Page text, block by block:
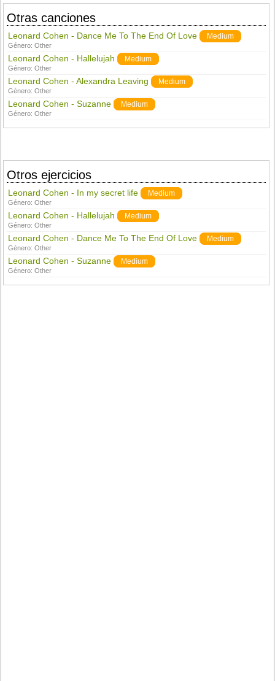
Otras canciones
Leonard Cohen - Dance Me To The End Of Love Medium
Género:Other
Leonard Cohen - Hallelujah Medium
Género:Other
Leonard Cohen - Alexandra Leaving Medium
Género:Other
Leonard Cohen - Suzanne Medium
Género:Other
Otros ejercicios
Leonard Cohen - In my secret life Medium
Género:Other
Leonard Cohen - Hallelujah Medium
Género:Other
Leonard Cohen - Dance Me To The End Of Love Medium
Género:Other
Leonard Cohen - Suzanne Medium
Género:Other